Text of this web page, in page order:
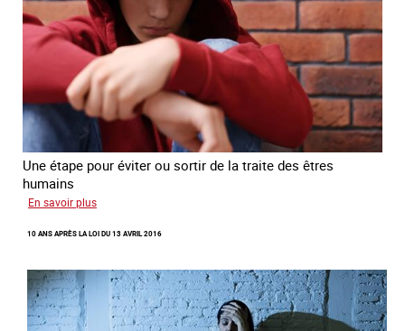
Une étape pour éviter ou sortir de la traite des êtres
humains
En savoir plus
du
avec
des
jeunes
10 ANS APRÈS LA LOI DU 13 AVRIL 2016